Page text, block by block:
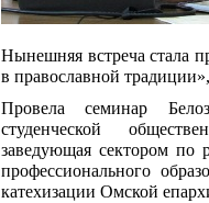
Нынешняя встреча стала
в православной
Провела семинар
студенческой
заведующая сектором по
профессионального
катехизации Омской